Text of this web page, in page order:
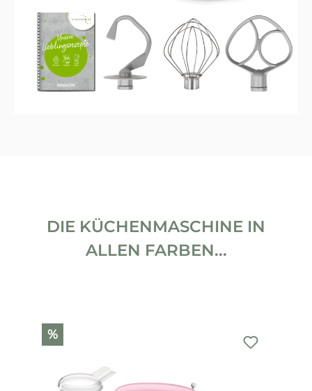
DIE KÜCHENMASCHINE IN
ALLEN FARBEN...
Produktgalerie überspringen
%